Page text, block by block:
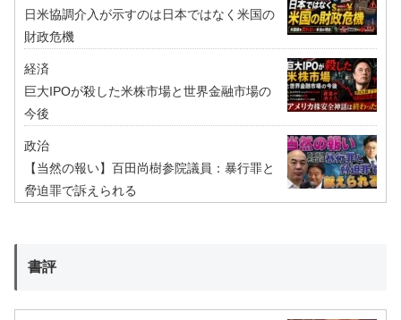
日米協調介入が示すのは日本ではなく米国の
財政危機
経済
巨大IPOが殺した米株市場と世界金融市場の
今後
政治
【当然の報い】百田尚樹参院議員：暴行罪と
脅迫罪で訴えられる
書評